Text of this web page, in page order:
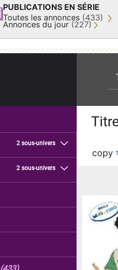
PUBLICATIONS EN SÉRIE
Toutes les annonces (433)
Annonces du jour (227)
2 sous-univers
2 sous-univers
copy